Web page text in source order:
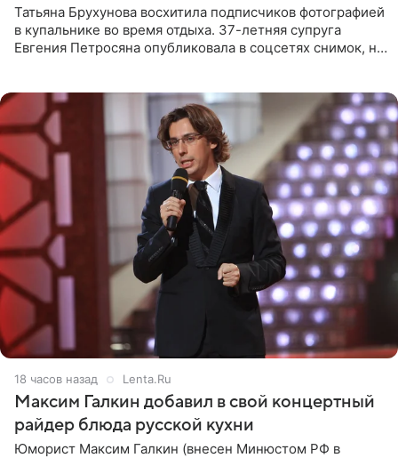
Татьяна Брухунова восхитила подписчиков фотографией
в купальнике во время отдыха. 37-летняя супруга
Евгения Петросяна опубликовала в соцсетях снимок, на
18 часов назад Lenta.Ru
Максим Галкин добавил в свой концертный
райдер блюда русской кухни
Юморист Максим Галкин (внесен Минюстом РФ в